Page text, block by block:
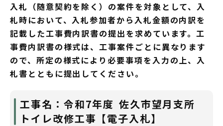
入札（随意契約を除く）の案件を対象として、入
札時において、入札参加者から入札金額の内訳を
記載した工事費内訳書の提出を求めています。工
事費内訳書の様式は、工事案件ごとに異なります
ので、所定の様式により必要事項を入力の上、入
札書とともに提出してください。
工事名：令和7年度 佐久市望月支所
トイレ改修工事【電子入札】